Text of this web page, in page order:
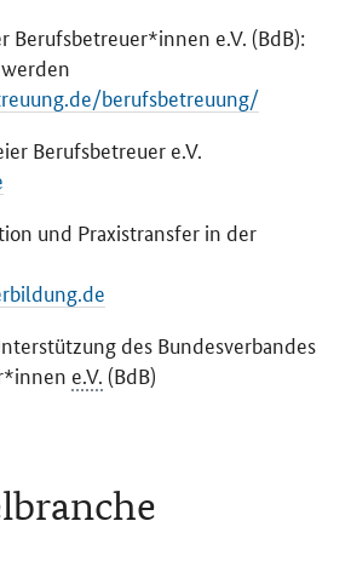
Berufsbetreuer*innen e.V. (BdB):
berufsbetreuung/
Berufsbetreuer e.V.
und Praxistransfer in der
des Bundesverbandes
e.V. (BdB)